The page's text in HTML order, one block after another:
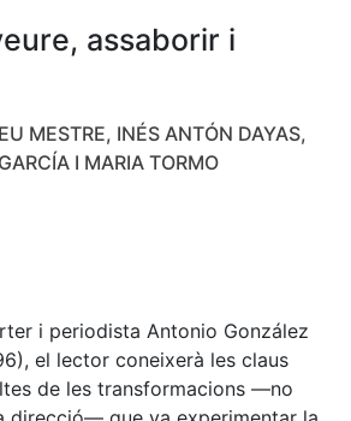
assaborir i
MESTRE, INÉS ANTÓN DAYAS,
I MARIA TORMO
i periodista Antonio González
el lector coneixerà les claus
de les transformacions —no